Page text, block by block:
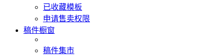
已收藏模板
申请售卖权限
稿件橱窗
稿件集市